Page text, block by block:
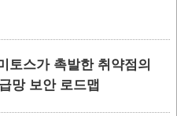
토스가 촉발한 취약점의
망 보안 로드맵